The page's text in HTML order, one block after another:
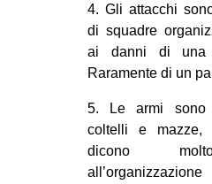
4. Gli attacchi
di squadre
ai danni di una
Raramente di un
5. Le armi sono
coltelli e mazze,
dicono